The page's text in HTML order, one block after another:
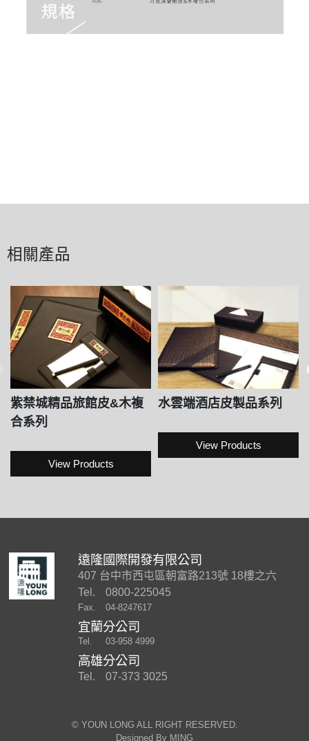
相關產品
紫禁城精品旅館皮&木複
合系列
View Products
水雲端酒店皮製品系列
View Products
遠隆國際開發有限公司
407 台中市西屯區朝富路213號 18樓之六
Tel.
0800-225045
Fax. 04-8247617
宜蘭分公司
Tel. 03-958 4999
高雄分公司
Tel. 07-373 3025
©︎ YOUN LONG ALL RIGHT RESERVED.
Designed By MING